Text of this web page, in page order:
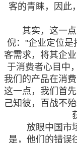
客的青睐，因此
其实，这一点
倪："企业定位是
客需求，将其企
于消费者心目中
我们的产品在消
这一点，我们首
己知彼，百战不
放眼中国市场
是，他们的错误